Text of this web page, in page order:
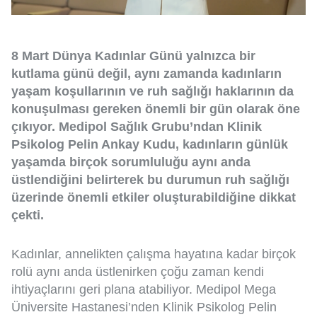
8 Mart Dünya Kadınlar Günü yalnızca bir
kutlama günü değil, aynı zamanda kadınların
yaşam koşullarının ve ruh sağlığı haklarının da
konuşulması gereken önemli bir gün olarak öne
çıkıyor. Medipol Sağlık Grubu’ndan Klinik
Psikolog Pelin Ankay Kudu, kadınların günlük
yaşamda birçok sorumluluğu aynı anda
üstlendiğini belirterek bu durumun ruh sağlığı
üzerinde önemli etkiler oluşturabildiğine dikkat
çekti.
Kadınlar, annelikten çalışma hayatına kadar birçok
rolü aynı anda üstlenirken çoğu zaman kendi
ihtiyaçlarını geri plana atabiliyor. Medipol Mega
Üniversite Hastanesi’nden Klinik Psikolog Pelin